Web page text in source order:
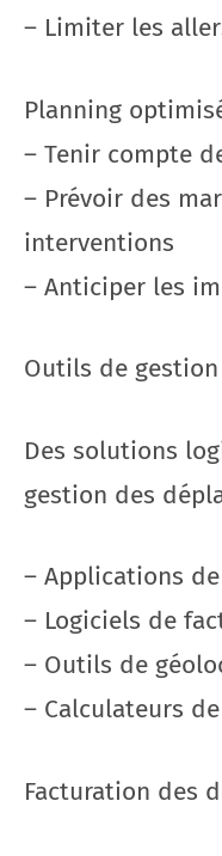
– Limiter les
Planning
– Tenir compte
– Prévoir des
interventions
– Anticiper les
Outils de gestion
Des solutions
gestion des
– Applications
– Logiciels de
– Outils de
– Calculateurs
Facturation des